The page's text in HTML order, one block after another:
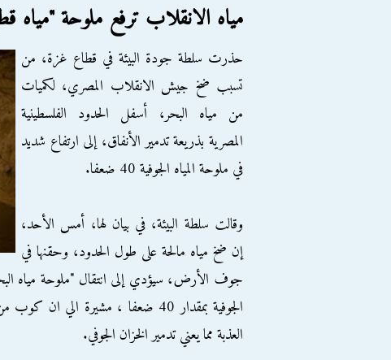
مياه الانقلاب ترفع ملوحة "مياه قطاع
حذرت سلطة جودة البيئة في قطاع غزة، من
تسبب ضخ جيش الانقلاب المصري، لكميات
من مياه البحر، أسفل الحدود الفلسطينية
المصرية بذريعة تدمير الأنفاق، إلى ارتفاع شديد
في ملوحة المياه الجوفية 40 ضعفا.
وقالت سلطة البيئة، في بيان لها، أمس الأحد،
إن ضخ مياه مالحة على طول الحدود، وحقنها في
جوف الأرض، سيؤدي إلى انتقال "ملوحة مياه
العذبة مما يعني تدمير الخزان الجوفي.